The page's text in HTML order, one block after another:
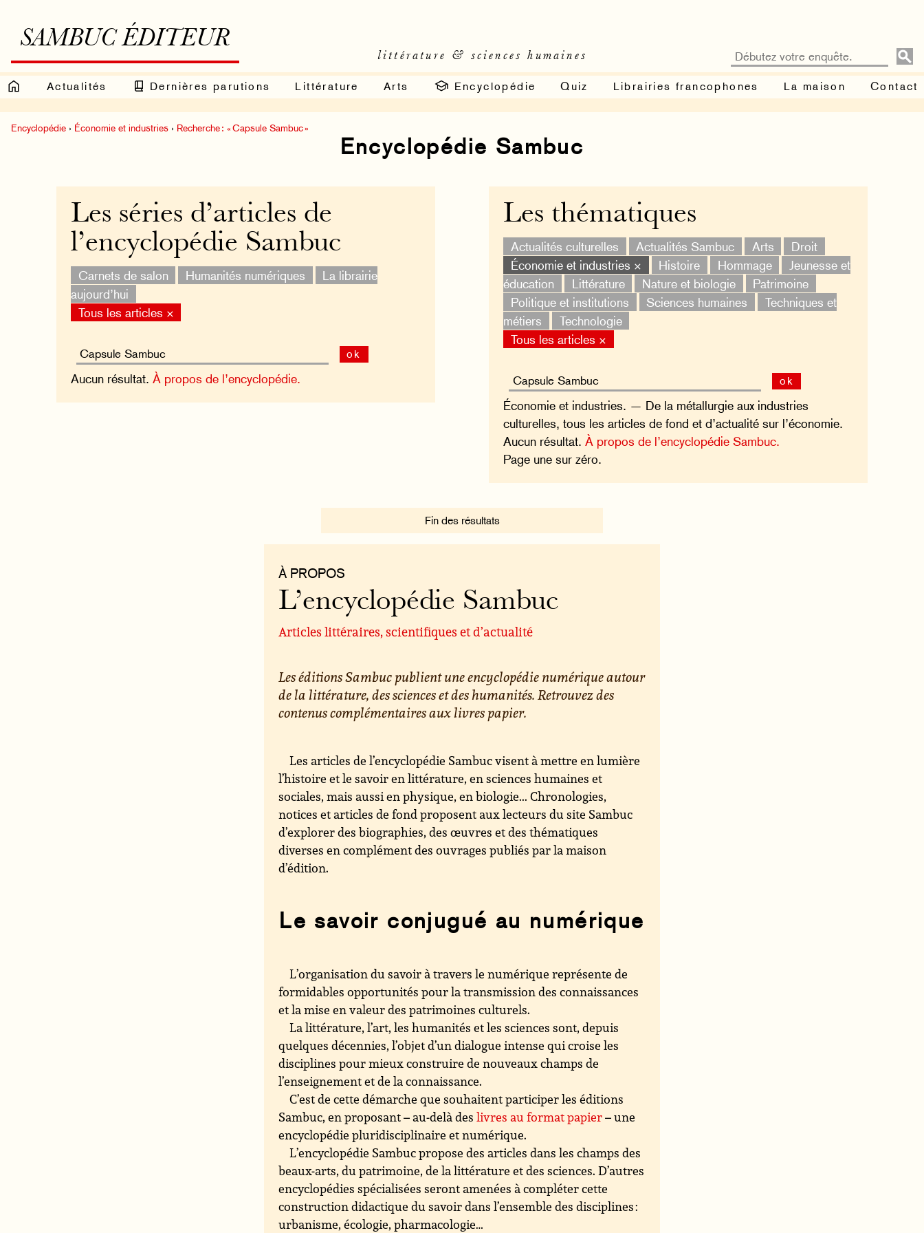
SAMBUC ÉDITEUR
littérature & sciences humaines
Actualités Dernières parutions Littérature Arts Encyclopédie Quiz Librairies francophones La maison Contact
Encyclopédie › Économie et industries › Recherche : « Capsule Sambuc »
Encyclopédie Sambuc
Les thématiques
Actualités culturelles Actualités Sambuc Arts
Droit
Économie et industries ×
Histoire Hommage
Jeunesse et
éducation
Littérature Nature et biologie
Patrimoine
Politique et institutions
Sciences humaines
Techniques et
métiers
Technologie
Tous les articles ×
ok
Économie et industries. — De la métallurgie aux industries
culturelles, tous les articles de fond et d’actualité sur l’économie.
Aucun résultat.À propos de l’encyclopédie Sambuc.
Page une sur zéro.
Les séries d’articles de
l’encyclopédie Sambuc
Carnets de salon Humanités numériques
La librairie
aujourd’hui
Tous les articles ×
ok
Aucun résultat.À propos de l’encyclopédie.
Fin des résultats
À PROPOS
L’encyclopédie Sambuc
Articles littéraires, scientifiques et d’actualité
Les éditions Sambuc publient une encyclopédie numérique autour
de la littérature, des sciences et des humanités. Retrouvez des
contenus complémentaires aux livres papier.
Les articles de l’encyclopédie Sambuc visent à mettre en lumière
l’histoire et le savoir en littérature, en sciences humaines et
sociales, mais aussi en physique, en biologie... Chronologies,
notices et articles de fond proposent aux lecteurs du site Sambuc
d’explorer des biographies, des œuvres et des thématiques
diverses en complément des ouvrages publiés par la maison
d’édition.
Le savoir conjugué au numérique
L’organisation du savoir à travers le numérique représente de
formidables opportunités pour la transmission des connaissances
et la mise en valeur des patrimoines culturels.
La littérature, l’art, les humanités et les sciences sont, depuis
quelques décennies, l’objet d’un dialogue intense qui croise les
disciplines pour mieux construire de nouveaux champs de
l’enseignement et de la connaissance.
C’est de cette démarche que souhaitent participer les éditions
Sambuc, en proposant – au-delà deslivres au format papier– une
encyclopédie pluridisciplinaire et numérique.
L’encyclopédie Sambuc propose des articles dans les champs des
beaux-arts, du patrimoine, de la littérature et des sciences. D’autres
encyclopédies spécialisées seront amenées à compléter cette
construction didactique du savoir dans l’ensemble des disciplines :
urbanisme, écologie, pharmacologie…